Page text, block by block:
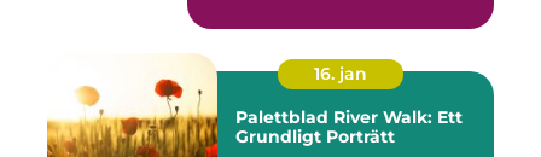
16. jan
Palettblad River Walk: Ett
Grundligt Porträtt